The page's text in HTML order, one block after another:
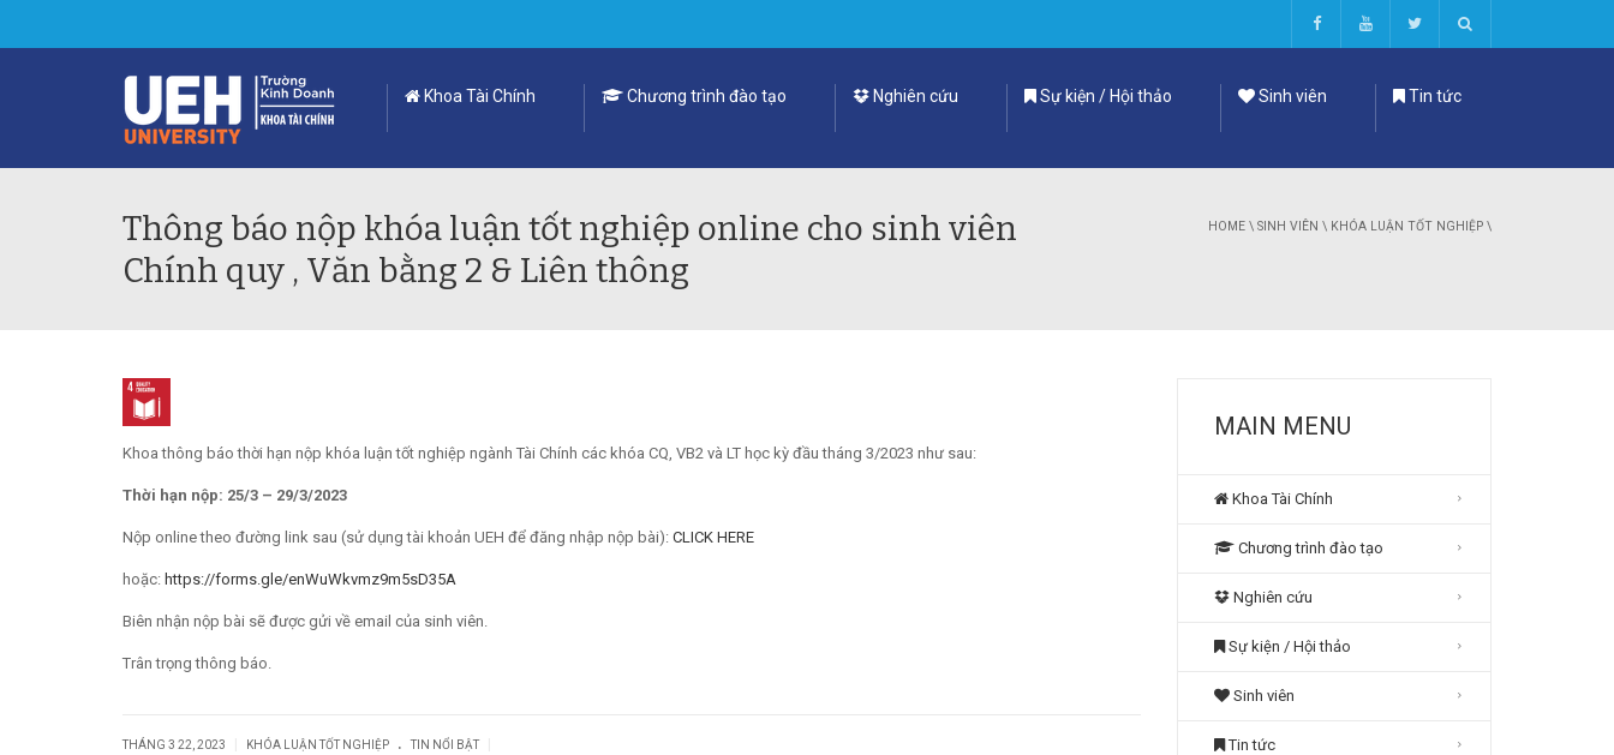
Khoa Tài Chính Chương trình đào tạo Nghiên cứu Sự kiện / Hội thảo Sinh viên Tin tức
Thông báo nộp khóa luận tốt nghiệp online cho sinh viên
Chính quy , Văn bằng 2 & Liên thông
HOME \ SINH VIÊN \ KHÓA LUẬN TỐT NGHIỆP \
Khoa thông báo thời hạn nộp khóa luận tốt nghiệp ngành Tài Chính các khóa CQ, VB2 và LT học kỳ đầu tháng 3/2023 như sau:
Thời hạn nộp: 25/3 – 29/3/2023
Nộp online theo đường link sau (sử dụng tài khoản UEH để đăng nhập nộp bài): CLICK HERE
hoặc: https://forms.gle/enWuWkvmz9m5sD35A
Biên nhận nộp bài sẽ được gửi về email của sinh viên.
Trân trọng thông báo.
THÁNG 3 22, 2023 KHÓA LUẬN TỐT NGHIỆP . TIN NỔI BẬT
MAIN MENU
Khoa Tài Chính
Chương trình đào tạo
Nghiên cứu
Sự kiện / Hội thảo
Sinh viên
Tin tức